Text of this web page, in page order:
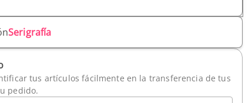
Serigrafía
tus artículos fácilmente en la transferencia de tus
pedido.